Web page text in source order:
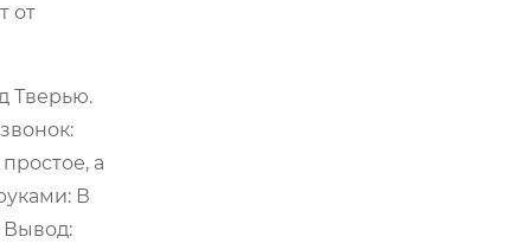
от
Тверью.
а
В
Вывод: